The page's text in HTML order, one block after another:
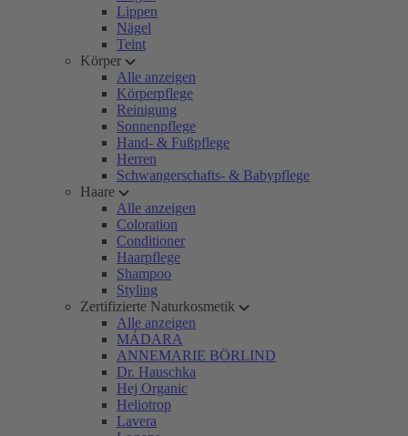
Lippen
Nägel
Teint
Körper
Alle anzeigen
Körperpflege
Reinigung
Sonnenpflege
Hand- & Fußpflege
Herren
Schwangerschafts- & Babypflege
Haare
Alle anzeigen
Coloration
Conditioner
Haarpflege
Shampoo
Styling
Zertifizierte Naturkosmetik
Alle anzeigen
MÁDARA
ANNEMARIE BÖRLIND
Dr. Hauschka
Hej Organic
Heliotrop
Lavera